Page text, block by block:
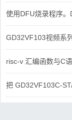
使用DFU烧录程序
GD32VF103视频系
risc-v 汇编函数与C
把 GD32VF103C-